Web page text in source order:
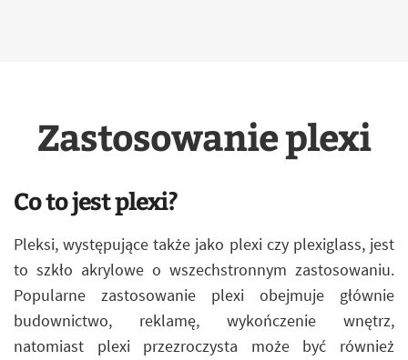
Zastosowanie plexi
Co to jest plexi?
Pleksi, występujące także jako plexi czy plexiglass, jest
to szkło akrylowe o wszechstronnym zastosowaniu.
Popularne zastosowanie plexi obejmuje głównie
budownictwo, reklamę, wykończenie wnętrz,
natomiast plexi przezroczysta może być również